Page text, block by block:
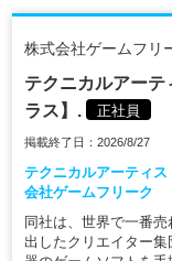
株式会社ゲームフリ
テクニカルアーテ
ラス】.
正社員
掲載終了日：2026/8/27
テクニカルアーティ
会社ゲームフリーク
同社は、世界で一番
出したクリエイター